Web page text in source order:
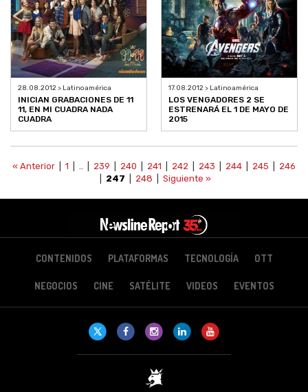
28.08.2012 > Latinoamérica
INICIAN GRABACIONES DE 11
11, EN MI CUADRA NADA
CUADRA
17.08.2012 > Latinoamérica
LOS VENGADORES 2 SE
ESTRENARÁ EL 1 DE MAYO DE
2015
« Anterior 1 | .. | 239 240 241 242 243 244 245
246
247 248 Siguiente »
CONTENIDOS PLATAFORMAS TECNOLOGÍA OTT
NEGOCIOS CINE SATÉLITE VIDEOS EVENTOS